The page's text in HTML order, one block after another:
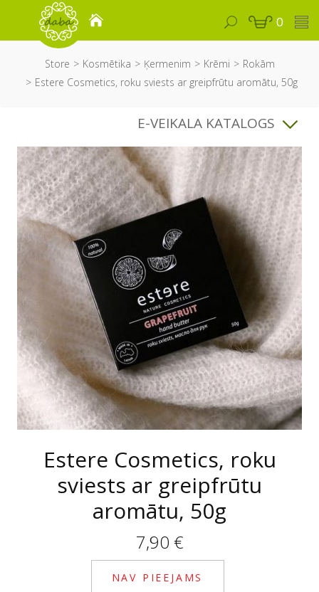
0
Store Kosmētika Ķermenim Krēmi
Rokām
Estere Cosmetics, roku sviests ar greipfrūtu aromātu, 50g
E-VEIKALA KATALOGS
Estere Cosmetics, roku
sviests ar greipfrūtu
aromātu, 50g
7,90 €
NAV PIEEJAMS